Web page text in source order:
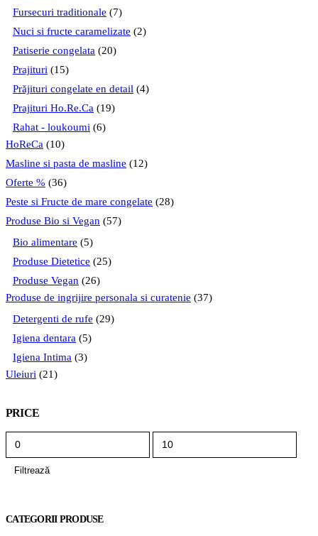
Fursecuri traditionale (7)
Nuci si fructe caramelizate (2)
Patiserie congelata (20)
Prajituri (15)
Prăjituri congelate en detail (4)
Prajituri Ho.Re.Ca (19)
Rahat - loukoumi (6)
HoReCa (10)
Masline si pasta de masline (12)
Oferte % (36)
Peste si Fructe de mare congelate (28)
Produse Bio si Vegan (57)
Bio alimentare (5)
Produse Dietetice (25)
Produse Vegan (26)
Produse de ingrijire personala si curatenie (37)
Detergenti de rufe (29)
Igiena dentara (5)
Igiena Intima (3)
Uleiuri (21)
PRICE
minim
maxim
Filtrează
CATEGORII PRODUSE